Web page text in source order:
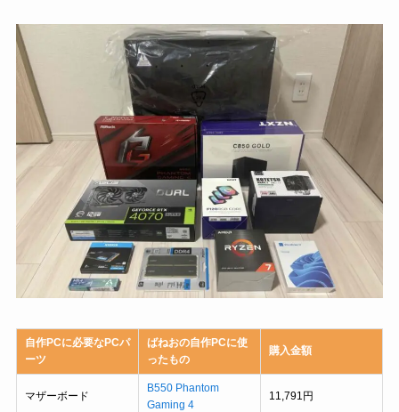
自作PCに必要なPCパ
ーツ
ばねおの自作PCに使
ったもの
購入金額
マザーボード
B550 Phantom
Gaming 4
11,791円